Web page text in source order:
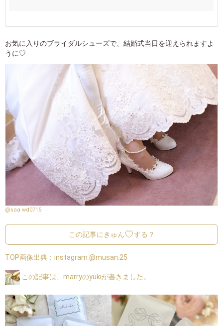
お気に入りのブライダルシューズで、結婚式当日を迎えられますよ
うに♡
@saa.wd0715
この記事にきゅん する？
TOP画像出典： instagram @musan.25
この記事は、marryのyukiが書きました。